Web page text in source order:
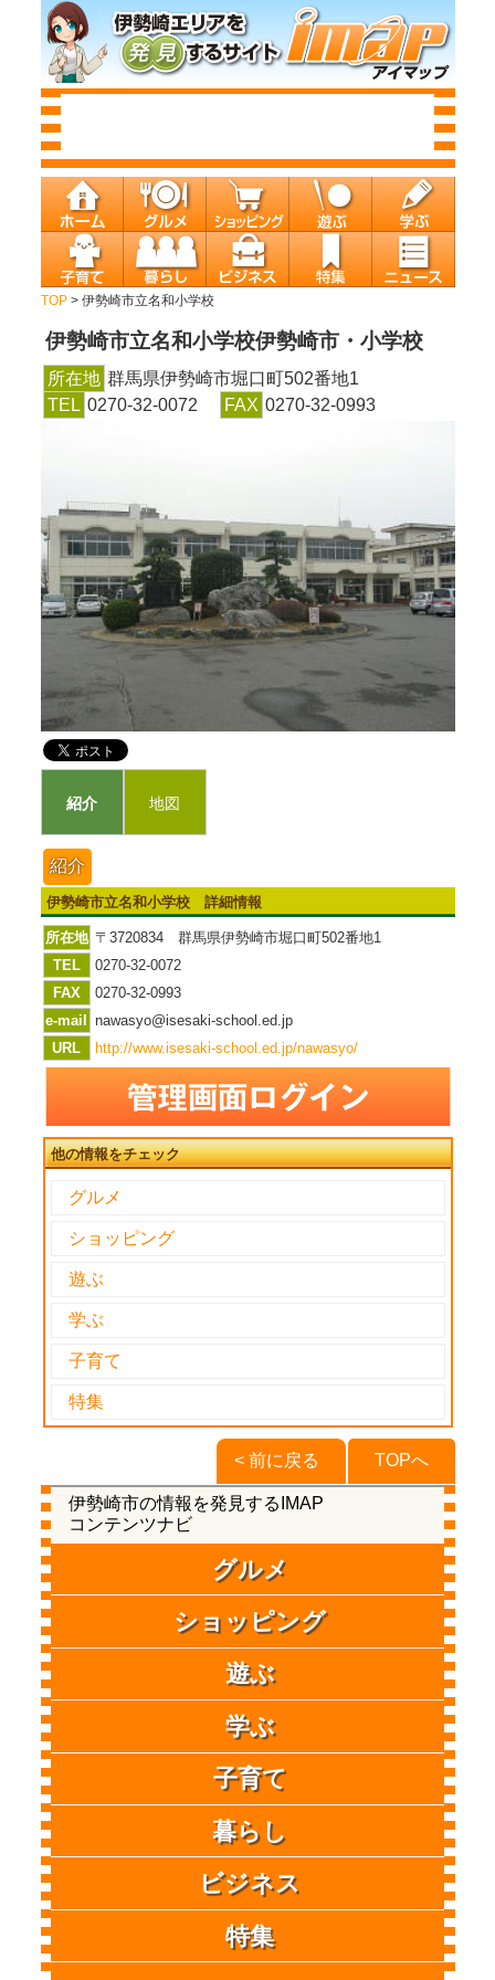
TOP> 伊勢崎市立名和小学校
伊勢崎市立名和小学校伊勢崎市・小学校
所在地 群馬県伊勢崎市堀口町502番地1
TEL 0270-32-0072 FAX 0270-32-0993
紹介 地図
紹介
伊勢崎市立名和小学校 詳細情報
所在地 〒3720834 群馬県伊勢崎市堀口町502番地1
TEL
0270-32-0072
FAX
0270-32-0993
e-mail
nawasyo@isesaki-school.ed.jp
URL
http://www.isesaki-school.ed.jp/nawasyo/
他の情報をチェック
グルメ
ショッピング
遊ぶ
学ぶ
子育て
特集
TOPへ
< 前に戻る
伊勢崎市の情報を発見するIMAP
コンテンツナビ
グルメ
ショッピング
遊ぶ
学ぶ
子育て
暮らし
ビジネス
特集